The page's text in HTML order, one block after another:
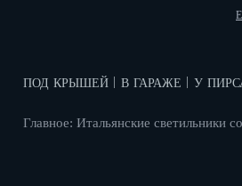
под крышей в гараже у
Главное: Итальянские светильники